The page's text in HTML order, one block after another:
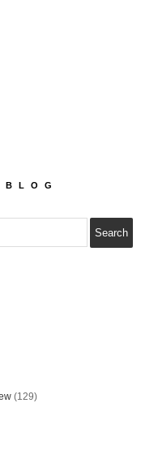
(129)